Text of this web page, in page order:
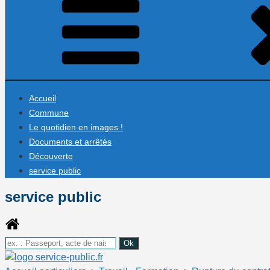
Accueil
Commune
Le quotidien en images !
Documents et arrêtés
Découverte
service public
service public